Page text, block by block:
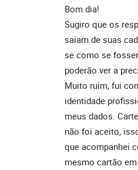
Bom dia!
Sugiro que os
saiam de suas
se como se
poderão ver a
Muito ruim, fui
identidade
meus dados.
não foi aceito,
que acompanhei
mesmo cartão